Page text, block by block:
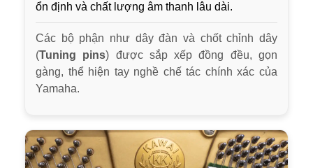
ổn định và chất lượng âm thanh lâu dài.
Các bộ phận như dây đàn và chốt chỉnh dây
(Tuning pins) được sắp xếp đồng đều, gọn
gàng, thể hiện tay nghề chế tác chính xác của
Yamaha.